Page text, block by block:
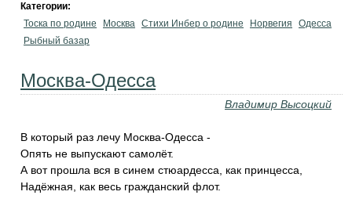
Категории:
Тоска по родине
Москва Стихи Инбер о родине Норвегия
Одесса
Рыбный базар
Москва-Одесса
Владимир Высоцкий
В который раз лечу Москва-Одесса -
Опять не выпускают самолёт.
А вот прошла вся в синем стюардесса, как принцесса,
Надёжная, как весь гражданский флот.